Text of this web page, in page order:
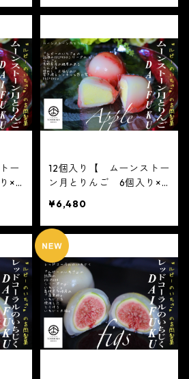
い
物
時指定必須 かわいい
ビで話題 中元 贈り物
フルーツ ギフト
ー
×1
ご
必
ビ
フ
12個入り【 ムーンストー
ン月とりんご 6個入り×2
ーンストーン 月とりんご
6個入り※配送日時指定必
須2021 かわいい フ
ルーツ大福 人気 テレビ
で話題 中元 贈り物 フ
ルーツ ギフト
¥6,480